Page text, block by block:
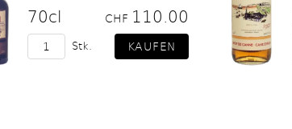
70cl CHF 110.00
Stk.